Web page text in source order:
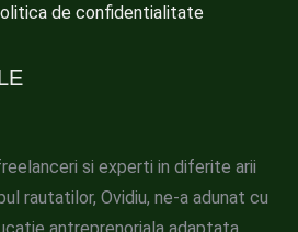
de confidentialitate
si experti in diferite arii
rautatilor, Ovidiu, ne-a adunat cu
antreprenoriala adaptata